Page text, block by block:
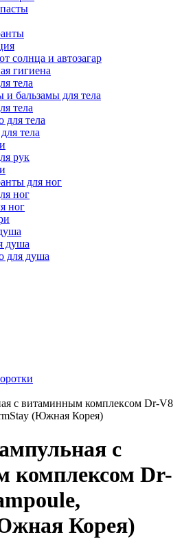
солнца и автозагар
гигиена
тела
и бальзамы для тела
тела
для тела
тела
рук
для ног
ног
ног
душа
для душа
с витаминным комплексом Dr-V8
(Южная Корея)
с
комплексом Dr-
Корея)